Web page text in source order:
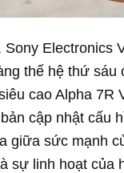
Sony Electronics
thế hệ thứ sáu
cao Alpha 7R
cập nhật cấu
giữa sức mạnh
sự linh hoạt của